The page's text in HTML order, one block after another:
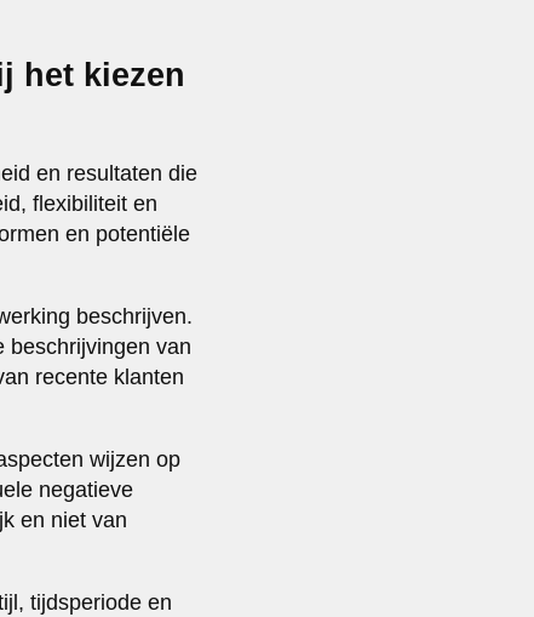
het kiezen
en resultaten die
flexibiliteit en
en potentiële
beschrijven.
beschrijvingen van
recente klanten
wijzen op
negatieve
en niet van
tijdsperiode en